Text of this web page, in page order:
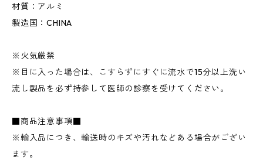
材質：アルミ
製造国：CHINA
※火気厳禁
※目に入った場合は、こすらずにすぐに流水で15分以上洗い
流し製品を必ず持参して医師の診察を受けてください。
■商品注意事項■
※輸入品につき、輸送時のキズや汚れなどある場合がござい
ます。